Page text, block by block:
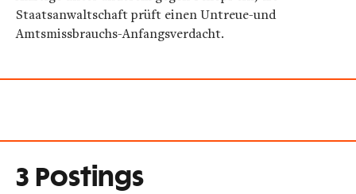
Staatsanwaltschaft prüft einen Untreue-und
Amtsmissbrauchs-Anfangsverdacht.
3 Postings